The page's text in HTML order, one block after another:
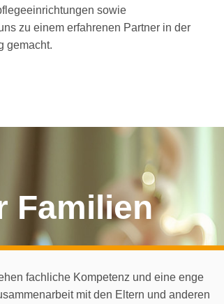
sowie
zu einem erfahrenen Partner in der
gemacht.
Familien
fachliche Kompetenz und eine enge
mit den Eltern und anderen